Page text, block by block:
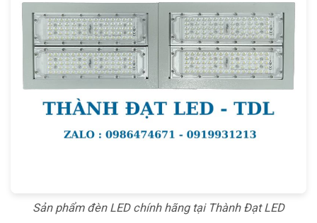
Sản phẩm đèn LED chính hãng tại Thành Đạt LED